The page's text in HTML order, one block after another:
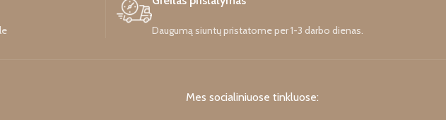
Daugumą siuntų pristatome per 1-3 darbo dienas.
Mes socialiniuose tinkluose: